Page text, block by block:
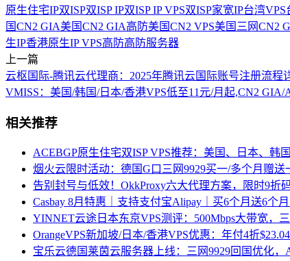
原生住宅IP双ISP双ISP IP双ISP IP VPS双ISP家宽IP台湾VPS
国CN2 GIA美国CN2 GIA高防美国CN2 VPS美国三网CN2
生IP香港原生IP VPS高防高防服务器
上一篇
云枢国际-腾讯云代理商：2025年腾讯云国际账号注册流程
VMISS：美国/韩国/日本/香港VPS低至11元/月起,CN2 GIA/
相关推荐
ACEBGP原生住宅双ISP VPS推荐：美国、日本、韩
烟火云限时活动：德国G口三网9929买一/多个月赠送
告别封号与低效！OkkProxy六大代理方案，限时9折
Casbay 8月特惠｜支持支付宝Alipay｜买6个月送6个
YINNET云途日本东京VPS测评：500Mbps大带宽，
OrangeVPS新加坡/日本/香港VPS优惠：年付4折
宝乐云德国莱茵云服务器上线：三网9929回国优化